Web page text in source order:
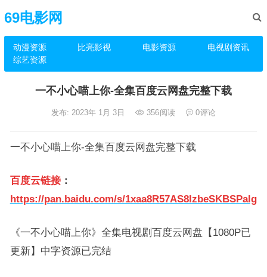
69电影网
动漫资源 比亮影视 电影资源
电视剧资讯
综艺资源
一不小心喵上你-全集百度云网盘完整下载
发布: 2023年 1月 3日 356阅读 0评论
一不小心喵上你-全集百度云网盘完整下载
百度云链接：
https://pan.baidu.com/s/1xaa8R57AS8IzbeSKBSPalg
《一不小心喵上你》全集电视剧百度云网盘【1080P已
更新】中字资源已完结